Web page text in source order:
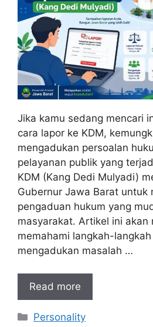
Jika kamu sedang mencari
cara lapor ke KDM,
mengadukan persoalan
pelayanan publik yang
KDM (Kang Dedi Mulyadi)
Gubernur Jawa Barat untuk
pengaduan hukum yang
masyarakat. Artikel ini akan
memahami langkah-
mengadukan masalah …
Read more
Kategori
Personality